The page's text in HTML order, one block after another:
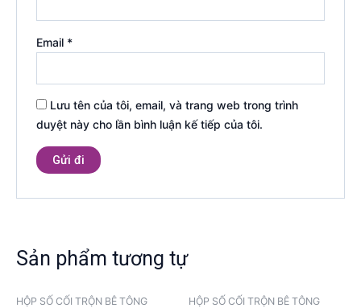
Email *
Lưu tên của tôi, email, và trang web trong trình
duyệt này cho lần bình luận kế tiếp của tôi.
Sản phẩm tương tự
HỘP SỐ CỐI TRỘN BÊ TÔNG HỘP SỐ CỐI TRỘN BÊ TÔNG